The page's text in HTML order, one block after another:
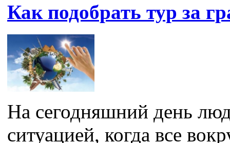
Как подобрать тур за
На сегодняшний день
ситуацией, когда все